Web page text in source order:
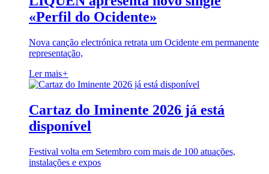
«Perfil do Ocidente»
Nova canção electrónica retrata um Ocidente em permanente
representação,
Ler mais+
Cartaz do Iminente 2026 já está
disponível
Festival volta em Setembro com mais de 100 atuações,
instalações e expos